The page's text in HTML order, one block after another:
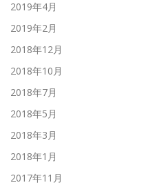
2019年4月
2019年2月
2018年12月
2018年10月
2018年7月
2018年5月
2018年3月
2018年1月
2017年11月